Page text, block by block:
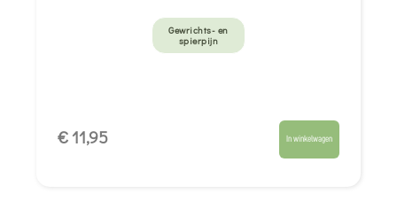
Gewrichts- en
spierpijn
€ 11,95 In winkelwagen